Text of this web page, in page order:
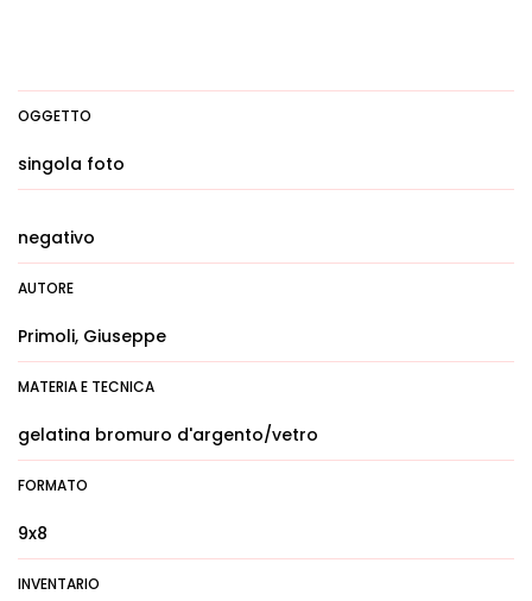
OGGETTO
singola foto
negativo
AUTORE
Primoli, Giuseppe
MATERIA E TECNICA
gelatina bromuro d'argento/vetro
FORMATO
9x8
INVENTARIO